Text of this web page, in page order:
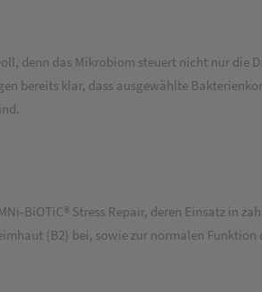
denn das Mikrobiom steuert nicht nur die
bereits klar, dass ausgewählte
BiOTiC® Stress Repair, deren Einsatz in
(B2) bei, sowie zur normalen Funktion